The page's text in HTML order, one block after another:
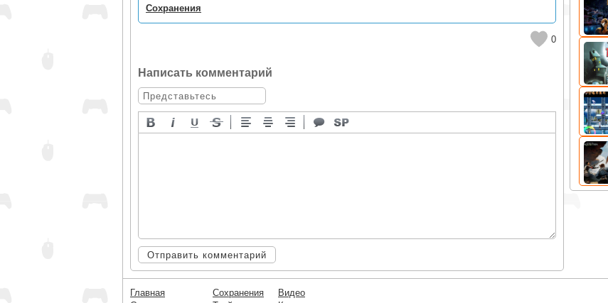
Сохранения
0
Написать комментарий
Отправить комментарий
Главная
Сохранения
Видео